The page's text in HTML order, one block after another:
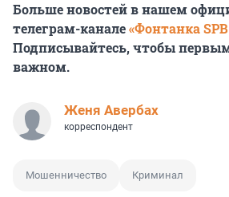
Больше новостей в нашем
телеграм-канале«Фонтанка
Подписывайтесь, чтобы
важном.
Женя Авербах
корреспондент
Мошенничество Криминал